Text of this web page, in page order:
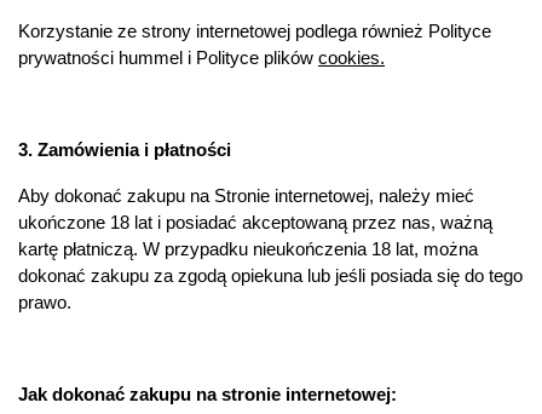
Korzystanie ze strony internetowej podlega również Polityce
prywatności hummel i Polityce plików cookies.
3. Zamówienia i płatności
Aby dokonać zakupu na Stronie internetowej, należy mieć
ukończone 18 lat i posiadać akceptowaną przez nas, ważną
kartę płatniczą. W przypadku nieukończenia 18 lat, można
dokonać zakupu za zgodą opiekuna lub jeśli posiada się do tego
prawo.
Jak dokonać zakupu na stronie internetowej: